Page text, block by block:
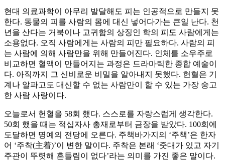
현대 의료과학이 아무리 발달해도 피는 인공적으로 만들지 못
한다. 동물의 피를 사람의 몸에 대신 넣어다가는 큰일 난다. 천
년을 산다는 거북이나 고귀함의 상징인 학의 피도 사람에게는
소용없다. 오직 사람에게는 사람의 피만 필요하다. 사람의 피
는 사람에 의해 사람만을 위해 만들어진다. 인체를 소우주로
비교하면 혈액이 만들어지는 과정은 드라마틱한 종합 예술이
다. 아직까지 그 신비로운 비밀을 알아내지 못했다. 헌혈은 기
계나 알파고도 대신할 수 없는 사람만이 할 수 있는 가장 숭고
한 사람 사랑이다.
오늘로서 헌혈을 58회 했다. 스스로를 자랑스럽게 생각한다.
50회 했을 때는 적십자사 총재로부터 금장을 받았다. 100회에
도달하면 명예의 전당에 오른다. 주책바가지의 ‘주책’은 한자
어 ‘주착(主着)’이 변한 말이다. 주착은 본래 ‘줏대가 있고 자기
주관이 뚜렷해 흔들림이 없다’라는 의미를 가진 좋은 말이다.